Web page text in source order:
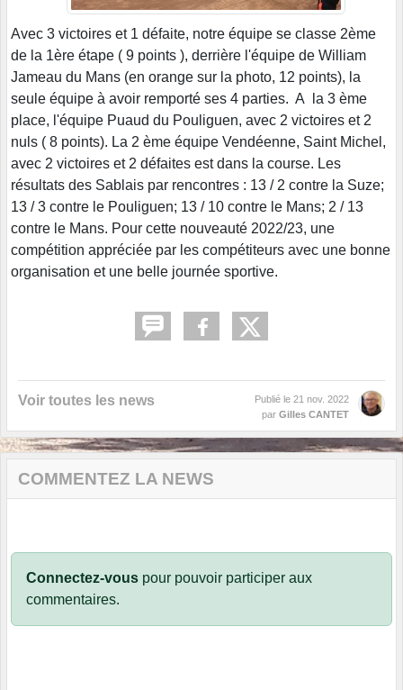
Avec 3 victoires et 1 défaite, notre équipe se classe 2ème
de la 1ère étape ( 9 points ), derrière l'équipe de William
Jameau du Mans (en orange sur la photo, 12 points), la
seule équipe à avoir remporté ses 4 parties. A la 3 ème
place, l'équipe Puaud du Pouliguen, avec 2 victoires et 2
nuls ( 8 points). La 2 ème équipe Vendéenne, Saint Michel,
avec 2 victoires et 2 défaites est dans la course. Les
résultats des Sablais par rencontres : 13 / 2 contre la Suze;
13 / 3 contre le Pouliguen; 13 / 10 contre le Mans; 2 / 13
contre le Mans. Pour cette nouveauté 2022/23, une
compétition appréciée par les compétiteurs avec une bonne
organisation et une belle journée sportive.
Voir toutes les news Publié le 21 nov. 2022
par Gilles CANTET
COMMENTEZ LA NEWS
Connectez-vous pour pouvoir participer aux
commentaires.